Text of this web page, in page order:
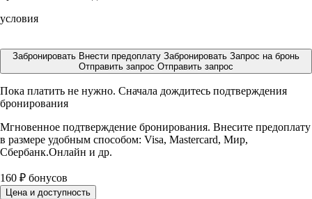
условия
Забронировать Внести предоплату Забронировать Запрос на бронь
Отправить запрос Отправить запрос
Пока платить не нужно. Сначала дождитесь подтверждения
бронирования
Мгновенное подтверждение бронирования. Внесите предоплату
в размере удобным способом: Visa, Mastercard, Мир,
Сбербанк.Онлайн и др.
160 ₽ бонусов
Цена и доступность